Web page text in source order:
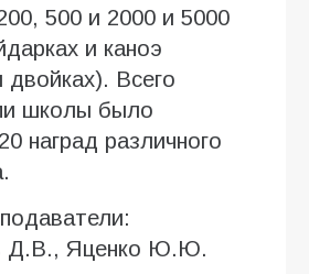
500 и 2000 и 5000
и каноэ
двойках). Всего
школы было
наград различного
Д.В., Яценко Ю.Ю.